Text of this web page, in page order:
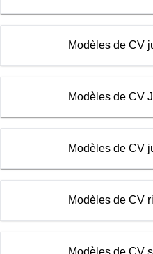
Modèles de CV
Modèles de CV
Modèles de CV
Modèles de CV
Modèles de CV